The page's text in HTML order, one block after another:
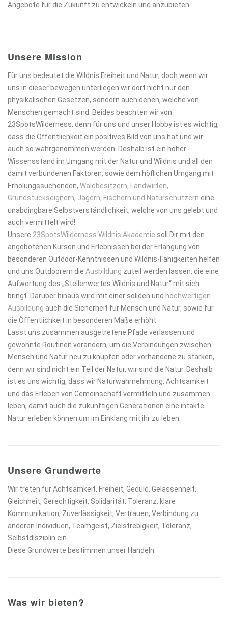
Angebote für die Zukunft zu entwickeln und anzubieten.
Unsere Mission
Für uns bedeutet die Wildnis Freiheit und Natur, doch wenn wir
uns in dieser bewegen unterliegen wir dort nicht nur den
physikalischen Gesetzen, sondern auch denen, welche von
Menschen gemacht sind. Beides beachten wir von
23SpotsWilderness, denn für uns und unser Hobby ist es wichtig,
dass die Öffentlichkeit ein positives Bild von uns hat und wir
auch so wahrgenommen werden. Deshalb ist ein hoher
Wissensstand im Umgang mit der Natur und Wildnis und all den
damit verbundenen Faktoren, sowie dem höflichen Umgang mit
Erholungssuchenden, Waldbesitzern, Landwirten,
Grundstückseignern, Jägern, Fischern und Naturschützern eine
unabdingbare Selbstverständlichkeit, welche von uns gelebt und
auch vermittelt wird!
Unsere 23SpotsWilderness Wildnis Akademie soll Dir mit den
angebotenen Kursen und Erlebnissen bei der Erlangung von
besonderen Outdoor-Kenntnissen und Wildnis-Fähigkeiten helfen
und uns Outdoorern die Ausbildung zuteil werden lassen, die eine
Aufwertung des „Stellenwertes Wildnis und Natur“ mit sich
bringt. Darüber hinaus wird mit einer soliden und hochwertigen
Ausbildung auch die Sicherheit für Mensch und Natur, sowie für
die Öffentlichkeit in besonderen Maße erhöht.
Lasst uns zusammen ausgetretene Pfade verlassen und
gewohnte Routinen verändern, um die Verbindungen zwischen
Mensch und Natur neu zu knüpfen oder vorhandene zu stärken,
denn wir sind nicht ein Teil der Natur, wir sind die Natur. Deshalb
ist es uns wichtig, dass wir Naturwahrnehmung, Achtsamkeit
und das Erleben von Gemeinschaft vermitteln und zusammen
leben, damit auch die zukünftigen Generationen eine intakte
Natur erleben können um im Einklang mit ihr zu leben.
Unsere Grundwerte
Wir treten für Achtsamkeit, Freiheit, Geduld, Gelassenheit,
Gleichheit, Gerechtigkeit, Solidarität, Toleranz, klare
Kommunikation, Zuverlässigkeit, Vertrauen, Verbindung zu
anderen Individuen, Teamgeist, Zielstrebigkeit, Toleranz,
Selbstdisziplin ein.
Diese Grundwerte bestimmen unser Handeln.
Was wir bieten?